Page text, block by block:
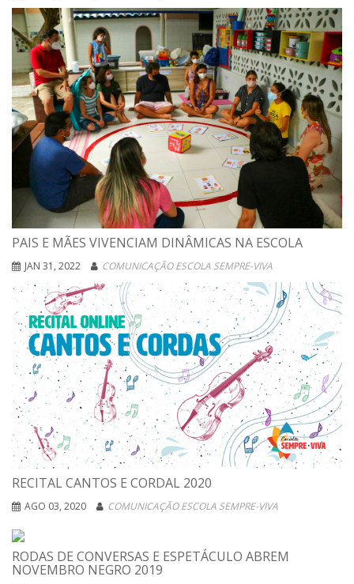
PAIS E MÃES VIVENCIAM DINÂMICAS NA ESCOLA
JAN 31, 2022 COMUNICAÇÃO ESCOLA SEMPRE-VIVA
RECITAL CANTOS E CORDAL 2020
AGO 03, 2020 COMUNICAÇÃO ESCOLA SEMPRE-VIVA
RODAS DE CONVERSAS E ESPETÁCULO ABREM
NOVEMBRO NEGRO 2019